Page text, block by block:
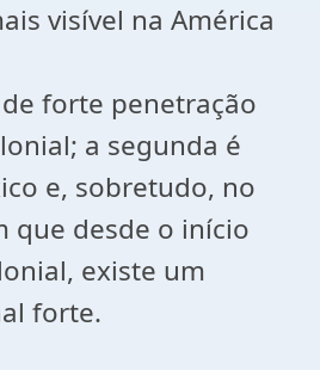
visível na América
forte penetração
a segunda é
e, sobretudo, no
que desde o início
existe um
forte.